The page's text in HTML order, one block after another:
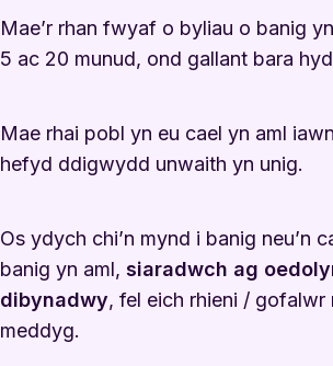
Mae’r rhan fwyaf o byliau o banig
5 ac 20 munud, ond gallant bara
Mae rhai pobl yn eu cael yn aml
hefyd ddigwydd unwaith yn unig.
Os ydych chi’n mynd i banig neu’n
banig yn aml, siaradwch ag
dibynadwy, fel eich rhieni / gofalwr
meddyg.